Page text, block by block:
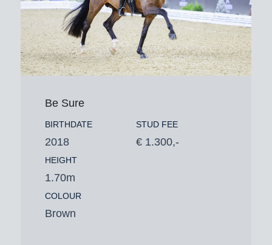
Be Sure
BIRTHDATE
2018
HEIGHT
1.70m
COLOUR
Brown
STUD FEE
€ 1.300,-